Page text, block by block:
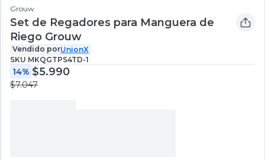
Grouw
Set de Regadores para Manguera de
Riego Grouw
Vendido porUnionX
SKU MKQGTPS4TD-1
14% $5.990
$7.047